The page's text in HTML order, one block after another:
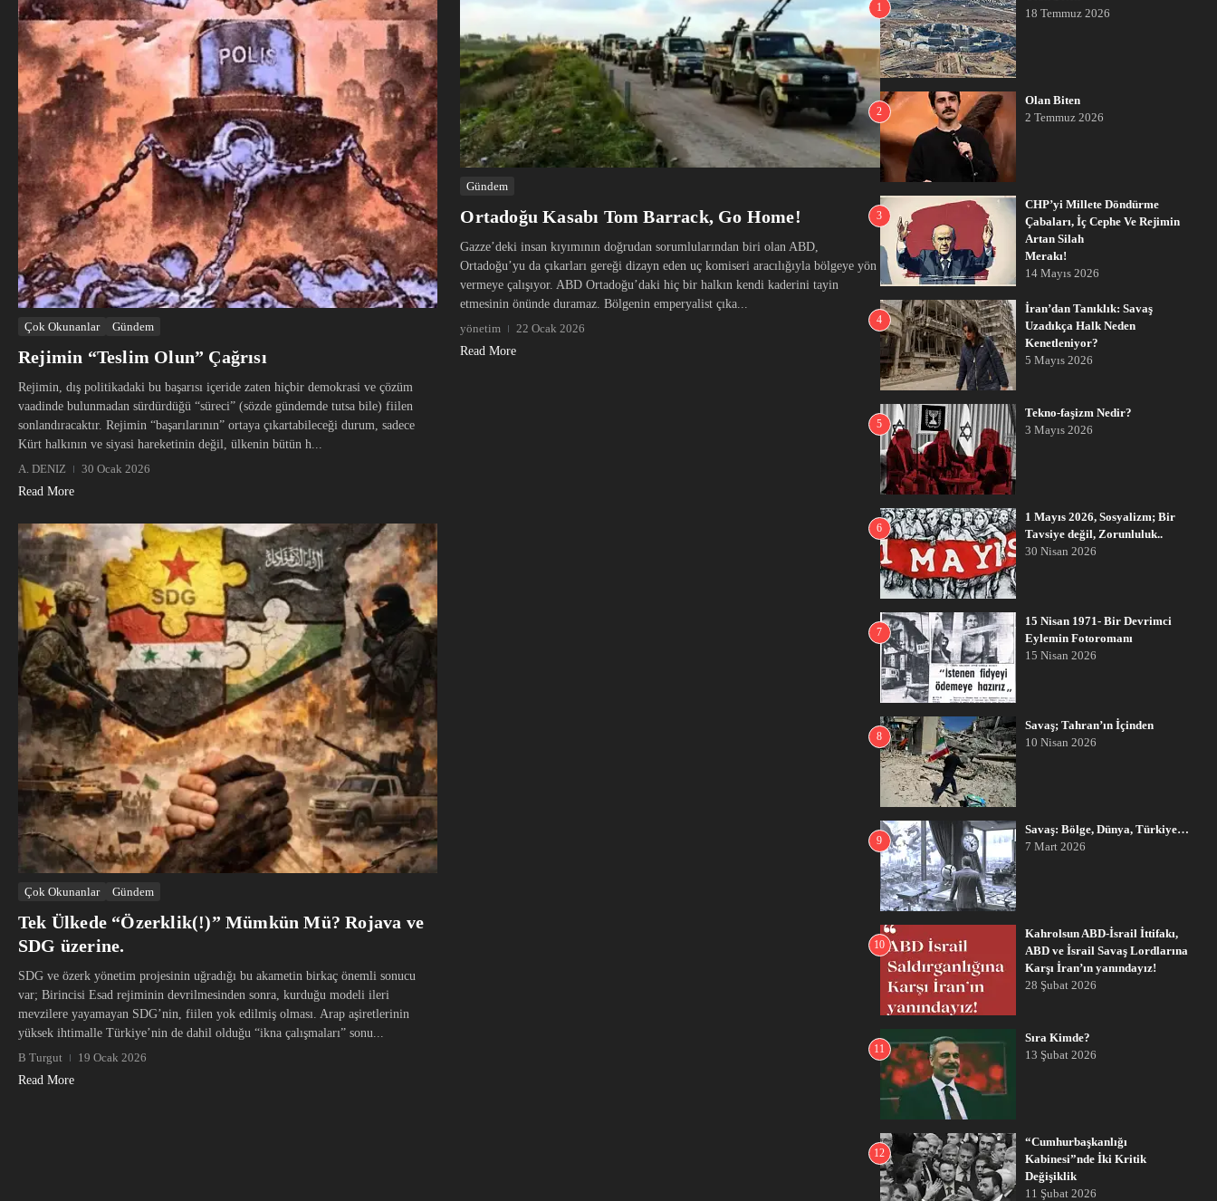
Çok Okunanlar Gündem
Rejimin “Teslim Olun” Çağrısı
Rejimin, dış politikadaki bu başarısı içeride zaten hiçbir demokrasi ve çözüm
vaadinde bulunmadan sürdürdüğü “süreci” (sözde gündemde tutsa bile) fiilen
sonlandıracaktır. Rejimin “başarılarının” ortaya çıkartabileceği durum, sadece
Kürt halkının ve siyasi hareketinin değil, ülkenin bütün h...
A. DENIZ
30 Ocak 2026
Read More
Gündem
Ortadoğu Kasabı Tom Barrack, Go Home!
Gazze’deki insan kıyımının doğrudan sorumlularından biri olan ABD,
Ortadoğu’yu da çıkarları gereği dizayn eden uç komiseri aracılığıyla bölgeye yön
vermeye çalışıyor. ABD Ortadoğu’daki hiç bir halkın kendi kaderini tayin
etmesinin önünde duramaz. Bölgenin emperyalist çıka...
yönetim
22 Ocak 2026
Read More
Çok Okunanlar Gündem
Tek Ülkede “Özerklik(!)” Mümkün Mü? Rojava ve
SDG üzerine.
SDG ve özerk yönetim projesinin uğradığı bu akametin birkaç önemli sonucu
var; Birincisi Esad rejiminin devrilmesinden sonra, kurduğu modeli ileri
mevzilere yayamayan SDG’nin, fiilen yok edilmiş olması. Arap aşiretlerinin
yüksek ihtimalle Türkiye’nin de dahil olduğu “ikna çalışmaları” sonu...
B Turgut
19 Ocak 2026
Read More
1
18 Temmuz 2026
2
Olan Biten
2 Temmuz 2026
3
CHP’yi Millete Döndürme
Çabaları, İç Cephe Ve Rejimin
Artan Silah
Merakı!
14 Mayıs 2026
4
İran’dan Tanıklık: Savaş
Uzadıkça Halk Neden
Kenetleniyor?
5 Mayıs 2026
5
Tekno-faşizm Nedir?
3 Mayıs 2026
6
1 Mayıs 2026, Sosyalizm; Bir
Tavsiye değil, Zorunluluk..
30 Nisan 2026
7
15 Nisan 1971- Bir Devrimci
Eylemin Fotoromanı
15 Nisan 2026
8
Savaş; Tahran’ın İçinden
10 Nisan 2026
9
Savaş: Bölge, Dünya, Türkiye…
7 Mart 2026
10
Kahrolsun ABD-İsrail İttifakı,
ABD ve İsrail Savaş Lordlarına
Karşı İran’ın yanındayız!
28 Şubat 2026
11
Sıra Kimde?
13 Şubat 2026
12
“Cumhurbaşkanlığı
Kabinesi”nde İki Kritik
Değişiklik
11 Şubat 2026